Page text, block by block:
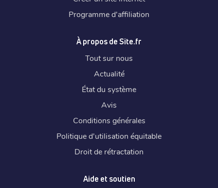
Programme d'affiliation
À propos de Site.fr
Tout sur nous
Actualité
État du système
Avis
Conditions générales
Politique d'utilisation équitable
Droit de rétractation
Aide et soutien